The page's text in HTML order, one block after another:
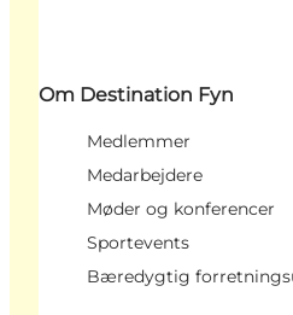
Om Destination Fyn
Medlemmer
Medarbejdere
Møder og konferencer
Sportevents
Bæredygtig